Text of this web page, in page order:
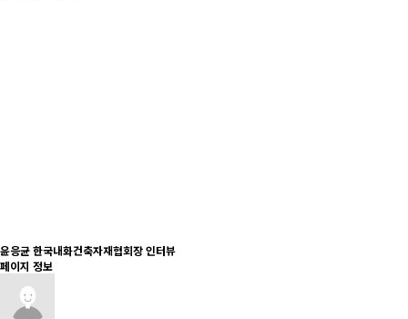
윤응균 한국내화건축자재협회장 인터뷰
페이지 정보